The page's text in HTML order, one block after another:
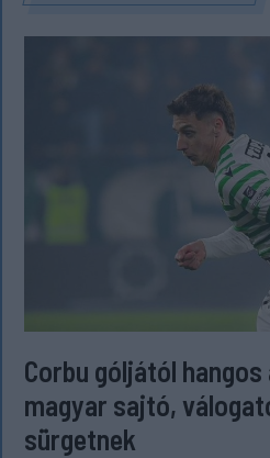
Corbu góljától hangos
magyar sajtó,
sürgetnek